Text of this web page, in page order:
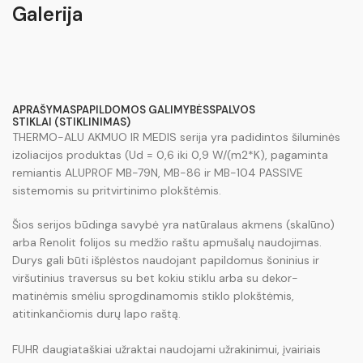
Galerija
APRAŠYMASPAPILDOMOS GALIMYBĖSSPALVOS
STIKLAI (STIKLINIMAS)
THERMO-ALU AKMUO IR MEDIS serija yra padidintos šiluminės
izoliacijos produktas (Ud = 0,6 iki 0,9 W/(m2*K), pagaminta
remiantis ALUPROF MB-79N, MB-86 ir MB-104 PASSIVE
sistemomis su pritvirtinimo plokštėmis.
Šios serijos būdinga savybė yra natūralaus akmens (skalūno)
arba Renolit folijos su medžio raštu apmušalų naudojimas.
Durys gali būti išplėstos naudojant papildomus šoninius ir
viršutinius traversus su bet kokiu stiklu arba su dekor-
matinėmis smėliu sprogdinamomis stiklo plokštėmis,
atitinkančiomis durų lapo raštą.
FUHR daugiataškiai užraktai naudojami užrakinimui, įvairiais